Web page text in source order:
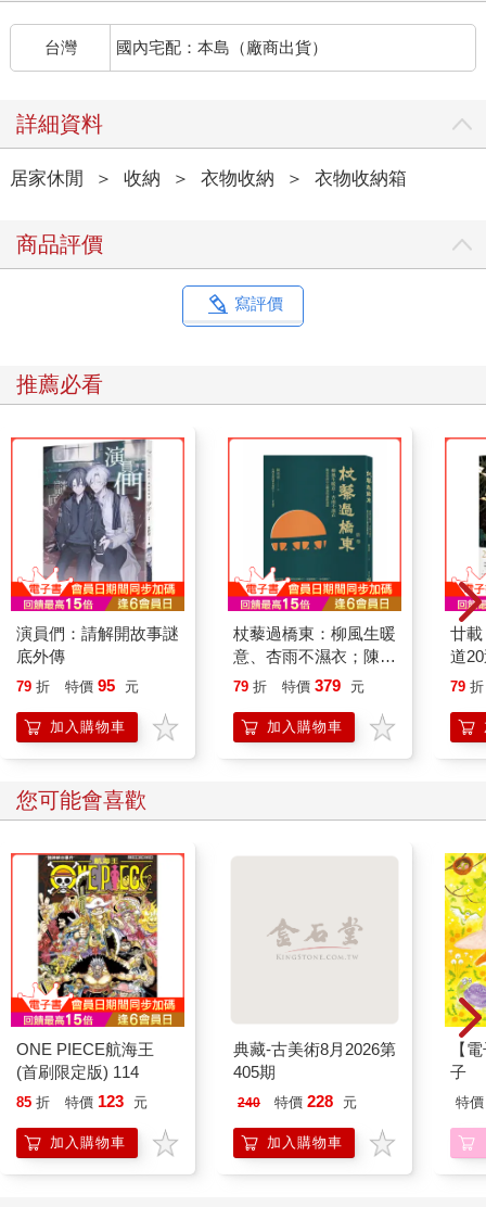
台灣 國內宅配：本島（廠商出貨）
詳細資料
居家休閒 ＞ 收納 ＞ 衣物收納 ＞ 衣物收納箱
商品評價
寫評價
推薦必看
演員們：請解開故事謎
底外傳
79 折 特價 95 元
加入購物車
杖藜過橋東：柳風生暖
意、杏雨不濕衣；陳亮
恭談以心轉境的適齡漫
79 折 特價 379 元
加入購物車
廿
道
79 折
您可能會喜歡
ONE PIECE航海王
(首刷限定版) 114
85 折 特價 123 元
加入購物車
典藏-古美術8月2026第
405期
240 特價 228 元
加入購物車
【
子
特價